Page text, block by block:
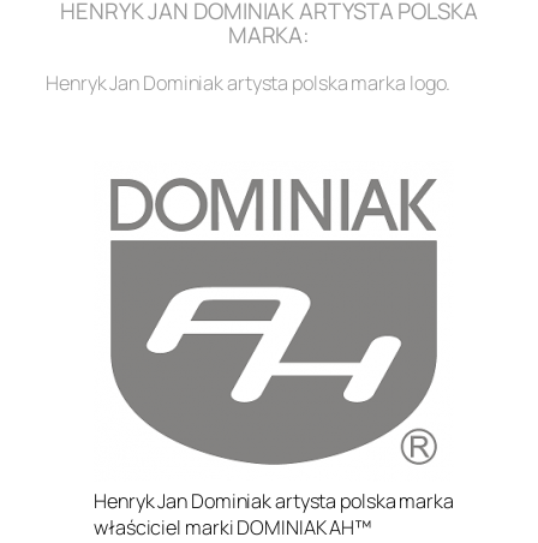
HENRYK JAN DOMINIAK ARTYSTA POLSKA
MARKA:
Henryk Jan Dominiak artysta polska marka logo.
Henryk Jan Dominiak artysta polska marka
właściciel marki DOMINIAK AH™